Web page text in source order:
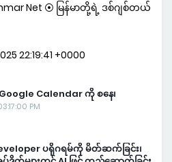
Net ⦿ မြန်မာတို့ရဲ့ ဒစ်ဂျစ်တယ်
22:19:41 +0000
Calendar ကို စနေ၊
PM
ပရိုဂရမ်ကို မိတ်ဆက်ခြင်း၊